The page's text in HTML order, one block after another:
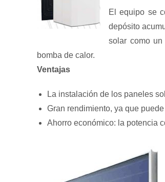
El equipo se
depósito
solar como
bomba de calor.
Ventajas
La instalación de los paneles
Gran rendimiento, ya que
Ahorro económico: la potencia